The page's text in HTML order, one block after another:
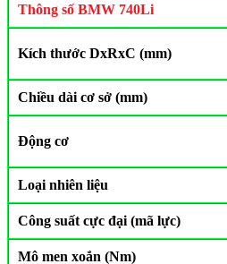
Thông số BMW 740Li
Kích thước DxRxC (mm)
Chiều dài cơ sở (mm)
Động cơ
Loại nhiên liệu
Công suất cực đại (mã lực)
Mô men xoắn (Nm)